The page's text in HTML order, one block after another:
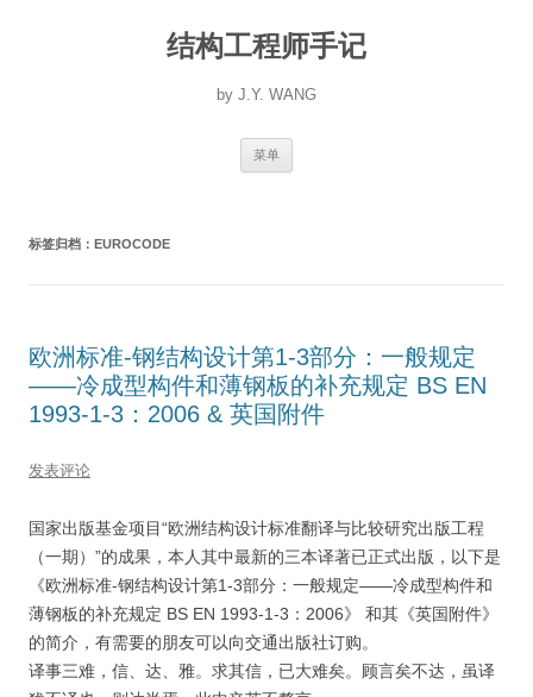
结构工程师手记
by J.Y. WANG
菜单
标签归档： EUROCODE
欧洲标准-钢结构设计第1-3部分：一般规定
——冷成型构件和薄钢板的补充规定 BS EN
1993-1-3：2006 & 英国附件
发表评论
国家出版基金项目“欧洲结构设计标准翻译与比较研究出版工程
（一期）”的成果，本人其中最新的三本译著已正式出版，以下是
《欧洲标准-钢结构设计第1-3部分：一般规定——冷成型构件和
薄钢板的补充规定 BS EN 1993-1-3：2006》 和其《英国附件》
的简介，有需要的朋友可以向交通出版社订购。
译事三难，信、达、雅。求其信，已大难矣。顾言矣不达，虽译